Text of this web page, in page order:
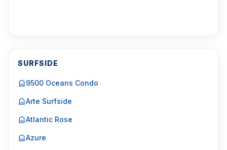
SURFSIDE
9500 Oceans Condo
Arte Surfside
Atlantic Rose
Azure